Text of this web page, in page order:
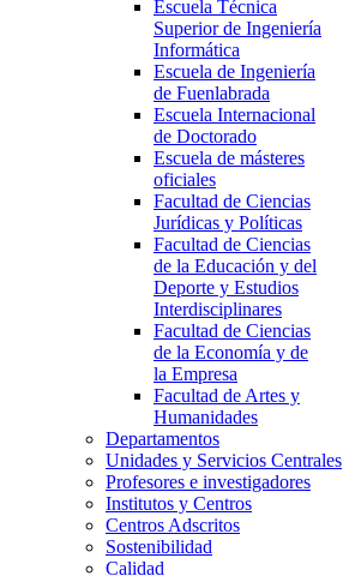
Escuela Técnica
Superior de Ingeniería
Informática
Escuela de Ingeniería
de Fuenlabrada
Escuela Internacional
de Doctorado
Escuela de másteres
oficiales
Facultad de Ciencias
Jurídicas y Políticas
Facultad de Ciencias
de la Educación y del
Deporte y Estudios
Interdisciplinares
Facultad de Ciencias
de la Economía y de
la Empresa
Facultad de Artes y
Humanidades
Departamentos
Unidades y Servicios Centrales
Profesores e investigadores
Institutos y Centros
Centros Adscritos
Sostenibilidad
Calidad